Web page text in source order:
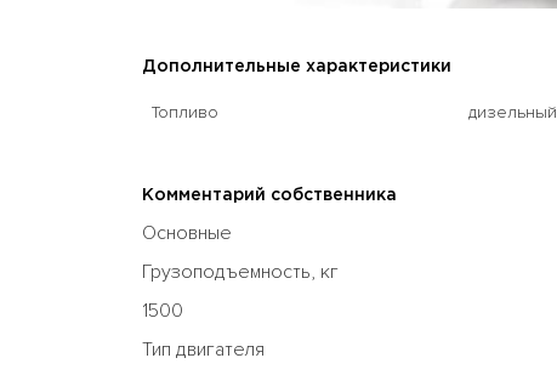
Дополнительные характеристики
Топливо дизельный
Комментарий собственника
Основные
Грузоподъемность, кг
1500
Тип двигателя